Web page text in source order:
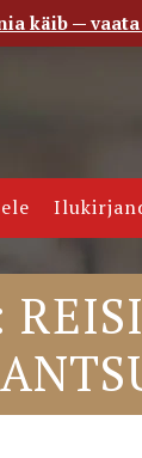
käib —